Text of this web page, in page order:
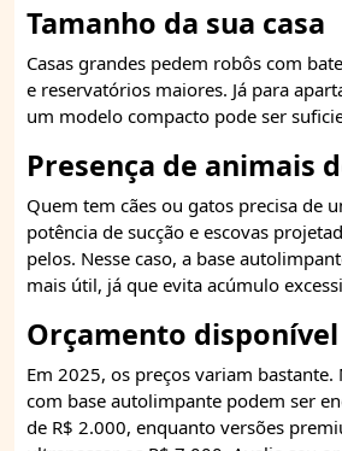
Tamanho da sua casa
Casas grandes pedem robôs com
e reservatórios maiores. Já para
um modelo compacto pode ser
Presença de animais
Quem tem cães ou gatos precisa de
potência de sucção e escovas
pelos. Nesse caso, a base
mais útil, já que evita acúmulo
Orçamento disponível
Em 2025, os preços variam
com base autolimpante podem ser
de R$ 2.000, enquanto versões